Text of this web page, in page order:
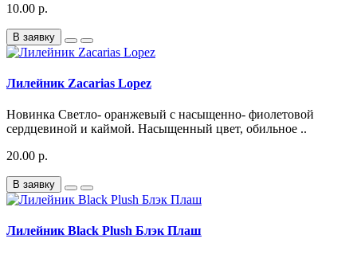
10.00 р.
В заявку
Лилейник Zacarias Lopez
Новинка Светло- оранжевый с насыщенно- фиолетовой
сердцевиной и каймой. Насыщенный цвет, обильное ..
20.00 р.
В заявку
Лилейник Black Plush Блэк Плаш